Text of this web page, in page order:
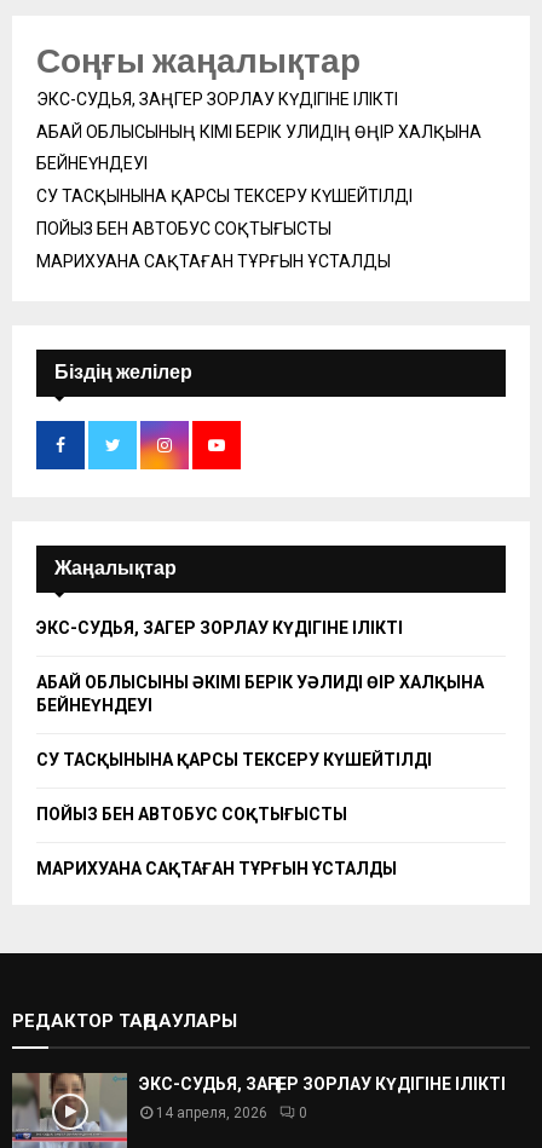
Соңғы жаңалықтар
ЭКС-СУДЬЯ, ЗАҢГЕР ЗОРЛАУ КҮДІГІНЕ ІЛІКТІ
АБАЙ ОБЛЫСЫНЫҢ ӘКІМІ БЕРІК УӘЛИДІҢ ӨҢІР ХАЛҚЫНА
БЕЙНЕҮНДЕУІ
СУ ТАСҚЫНЫНА ҚАРСЫ ТЕКСЕРУ КҮШЕЙТІЛДІ
ПОЙЫЗ БЕН АВТОБУС СОҚТЫҒЫСТЫ
МАРИХУАНА САҚТАҒАН ТҰРҒЫН ҰСТАЛДЫ
Біздің желілер
Жаңалықтар
ЭКС-СУДЬЯ, ЗАҢГЕР ЗОРЛАУ КҮДІГІНЕ ІЛІКТІ
АБАЙ ОБЛЫСЫНЫҢ ӘКІМІ БЕРІК УӘЛИДІҢ ӨҢІР ХАЛҚЫНА
БЕЙНЕҮНДЕУІ
СУ ТАСҚЫНЫНА ҚАРСЫ ТЕКСЕРУ КҮШЕЙТІЛДІ
ПОЙЫЗ БЕН АВТОБУС СОҚТЫҒЫСТЫ
МАРИХУАНА САҚТАҒАН ТҰРҒЫН ҰСТАЛДЫ
РЕДАКТОР ТАҢДАУЛАРЫ
ЭКС-СУДЬЯ, ЗАҢГЕР ЗОРЛАУ КҮДІГІНЕ ІЛІКТІ
14 апреля, 2026 0